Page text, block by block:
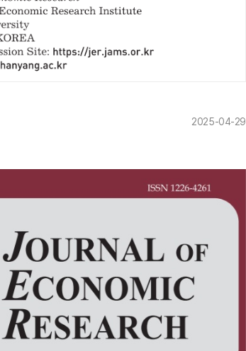
2025-04-29